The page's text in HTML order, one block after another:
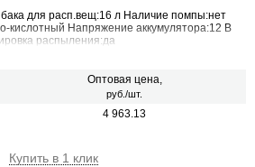
для расп.вещ:16 л Наличие помпы:нет
кислотный Напряжение аккумулятора:12 В
распыления:да
Оптовая цена,
руб./шт.
4 963.13
Купить в 1 клик